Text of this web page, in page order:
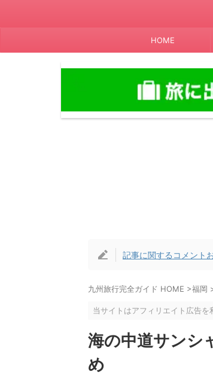
HOME
記事に関するコメント
九州旅行完全ガイド HOME >福岡
当サイトはアフィリエイト広告を
海の中道サンシ
め